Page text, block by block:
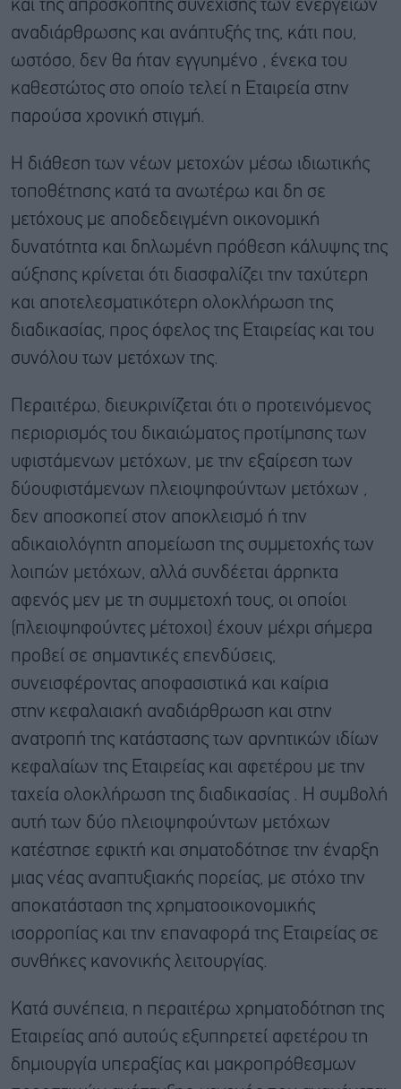
και της απρόσκοπτης συνέχισης των ενεργειών
αναδιάρθρωσης και ανάπτυξής της, κάτι που,
ωστόσο, δεν θα ήταν εγγυημένο , ένεκα του
καθεστώτος στο οποίο τελεί η Εταιρεία στην
παρούσα χρονική στιγμή.
Η διάθεση των νέων μετοχών μέσω ιδιωτικής
τοποθέτησης κατά τα ανωτέρω και δη σε
μετόχους με αποδεδειγμένη οικονομική
δυνατότητα και δηλωμένη πρόθεση κάλυψης της
αύξησης κρίνεται ότι διασφαλίζει την ταχύτερη
και αποτελεσματικότερη ολοκλήρωση της
διαδικασίας, προς όφελος της Εταιρείας και του
συνόλου των μετόχων της.
Περαιτέρω, διευκρινίζεται ότι ο προτεινόμενος
περιορισμός του δικαιώματος προτίμησης των
υφιστάμενων μετόχων, με την εξαίρεση των
δύουφιστάμενων πλειοψηφούντων μετόχων ,
δεν αποσκοπεί στον αποκλεισμό ή την
αδικαιολόγητη απομείωση της συμμετοχής των
λοιπών μετόχων, αλλά συνδέεται άρρηκτα
αφενός μεν με τη συμμετοχή τους, οι οποίοι
(πλειοψηφούντες μέτοχοι) έχουν μέχρι σήμερα
προβεί σε σημαντικές επενδύσεις,
συνεισφέροντας αποφασιστικά και καίρια
στην κεφαλαιακή αναδιάρθρωση και στην
ανατροπή της κατάστασης των αρνητικών ιδίων
κεφαλαίων της Εταιρείας και αφετέρου με την
ταχεία ολοκλήρωση της διαδικασίας . Η συμβολή
αυτή των δύο πλειοψηφούντων μετόχων
κατέστησε εφικτή και σηματοδότησε την έναρξη
μιας νέας αναπτυξιακής πορείας, με στόχο την
αποκατάσταση της χρηματοοικονομικής
ισορροπίας και την επαναφορά της Εταιρείας σε
συνθήκες κανονικής λειτουργίας.
Κατά συνέπεια, η περαιτέρω χρηματοδότηση της
Εταιρείας από αυτούς εξυπηρετεί αφετέρου τη
δημιουργία υπεραξίας και μακροπρόθεσμων